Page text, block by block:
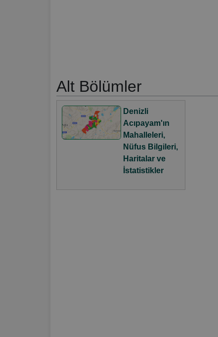
Alt Bölümler
Denizli
Acıpayam'ın
Mahalleleri,
Nüfus Bilgileri,
Haritalar ve
İstatistikler